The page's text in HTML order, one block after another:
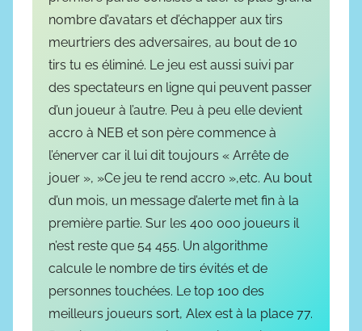
nombre d’avatars et d’échapper aux tirs
meurtriers des adversaires, au bout de 10
tirs tu es éliminé. Le jeu est aussi suivi par
des spectateurs en ligne qui peuvent passer
d’un joueur à l’autre. Peu à peu elle devient
accro à NEB et son père commence à
l’énerver car il lui dit toujours « Arrête de
jouer », »Ce jeu te rend accro »,etc. Au bout
d’un mois, un message d’alerte met fin à la
première partie. Sur les 400 000 joueurs il
n’est reste que 54 455. Un algorithme
calcule le nombre de tirs évités et de
personnes touchées. Le top 100 des
meilleurs joueurs sort, Alex est à la place 77.